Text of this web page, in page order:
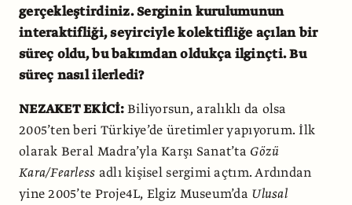
gerçekleştirdiniz. Serginin kurulumunun
interaktifliği, seyirciyle kolektifliğe açılan bir
süreç oldu, bu bakımdan oldukça ilginçti. Bu
süreç nasıl ilerledi?
NEZAKET EKİCİ:Biliyorsun, aralıklı da olsa
2005’ten beri Türkiye’de üretimler yapıyorum. İlk
olarak Beral Madra’yla Karşı Sanat’ta Gözü
Kara/Fearless adlı kişisel sergimi açtım. Ardından
yine 2005’te Proje4L, Elgiz Museum’da Ulusal